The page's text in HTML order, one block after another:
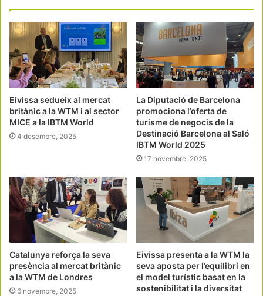
Eivissa sedueix al mercat
britànic a la WTM i al sector
MICE a la IBTM World
4 desembre, 2025
La Diputació de Barcelona
promociona l’oferta de
turisme de negocis de la
Destinació Barcelona al Saló
IBTM World 2025
17 novembre, 2025
Catalunya reforça la seva
presència al mercat britànic
a la WTM de Londres
6 novembre, 2025
Eivissa presenta a la WTM la
seva aposta per l’equilibri en
el model turístic basat en la
sostenibilitat i la diversitat